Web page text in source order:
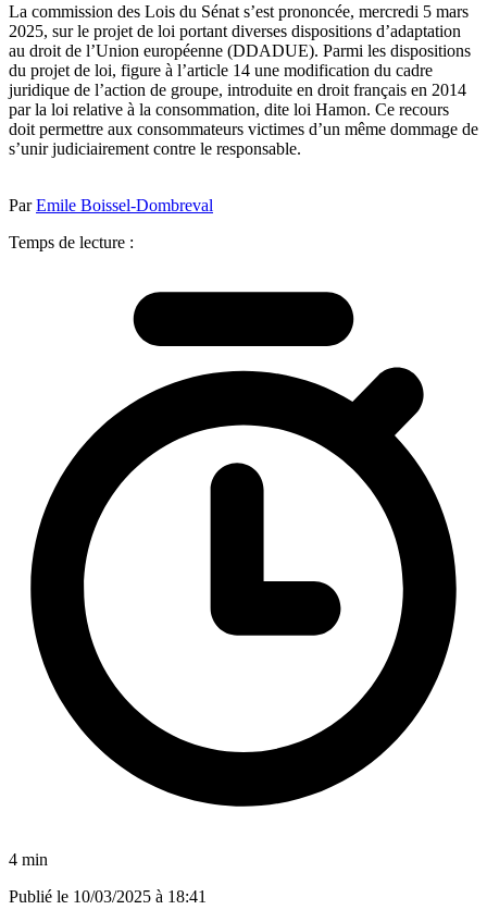
La commission des Lois du Sénat s’est prononcée, mercredi 5 mars
2025, sur le projet de loi portant diverses dispositions d’adaptation
au droit de l’Union européenne (DDADUE). Parmi les dispositions
du projet de loi, figure à l’article 14 une modification du cadre
juridique de l’action de groupe, introduite en droit français en 2014
par la loi relative à la consommation, dite loi Hamon. Ce recours
doit permettre aux consommateurs victimes d’un même dommage de
s’unir judiciairement contre le responsable.
ParEmile Boissel-Dombreval
Temps de lecture :
4 min
Publié le 10/03/2025 à 18:41